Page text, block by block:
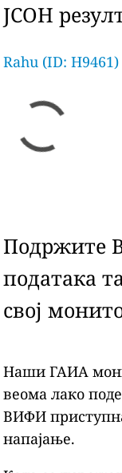
ЈСОН
Rahu (ID: H9461)
Подржите
података
свој
Наши ГАИА
веома лако
ВИФИ
напајање.